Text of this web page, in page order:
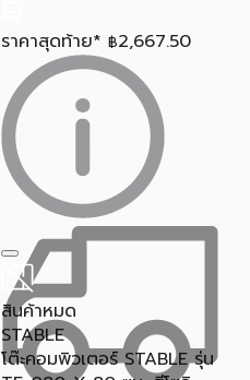
ราคาสุดท้าย* ฿2,667.50
สินค้าหมด
STABLE
โต๊ะคอมพิวเตอร์ STABLE รุ่น